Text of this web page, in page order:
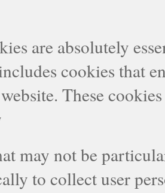
are absolutely
cookies that
These
may not be
to collect user